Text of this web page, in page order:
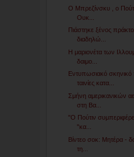
Ο Μπρεζίνσκυ , ο
Ουκ...
Πιάστηκε ξένος
διαδηλώ...
Η μαριονέτα των
δαιμο...
Εντυπωσιακό
ταινίες κατα...
Σμήνη αμερικανικών
στη Βα...
"Ο Πούτιν
"κα...
Βίντεο σοκ: Μητέρα -
τη...